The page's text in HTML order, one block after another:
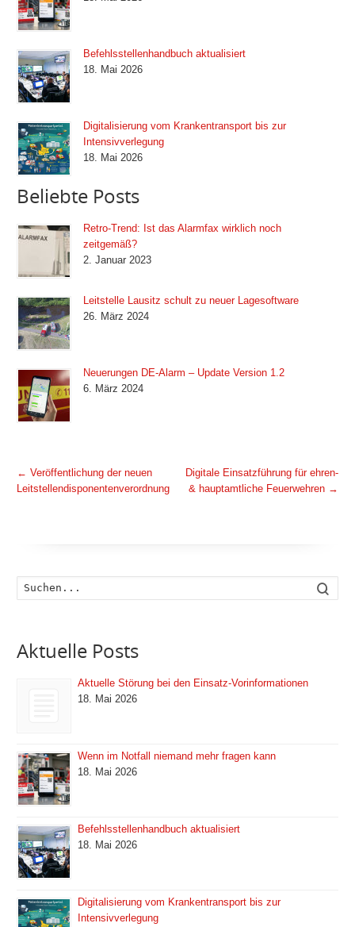
Befehlsstellenhandbuch aktualisiert
18. Mai 2026
Digitalisierung vom Krankentransport bis zur
Intensivverlegung
18. Mai 2026
Beliebte Posts
Retro-Trend: Ist das Alarmfax wirklich noch
zeitgemäß?
2. Januar 2023
Leitstelle Lausitz schult zu neuer Lagesoftware
26. März 2024
Neuerungen DE-Alarm – Update Version 1.2
6. März 2024
← Veröffentlichung der neuen
Leitstellendisponentenverordnung
Digitale Einsatzführung für ehren-
& hauptamtliche Feuerwehren →
Aktuelle Posts
Aktuelle Störung bei den Einsatz-Vorinformationen
18. Mai 2026
Wenn im Notfall niemand mehr fragen kann
18. Mai 2026
Befehlsstellenhandbuch aktualisiert
18. Mai 2026
Digitalisierung vom Krankentransport bis zur
Intensivverlegung